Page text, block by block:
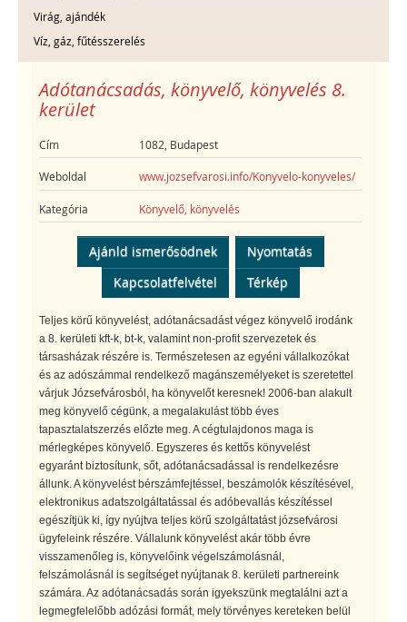
Virág, ajándék
Víz, gáz, fűtésszerelés
Adótanácsadás, könyvelő, könyvelés 8.
kerület
Cím 1082, Budapest
Weboldal www.jozsefvarosi.info/Konyvelo-konyveles/
Kategória Könyvelő, könyvelés
Ajánld ismerősödnek
Nyomtatás
Kapcsolatfelvétel
Térkép
Teljes körű könyvelést, adótanácsadást végez könyvelő irodánk
a 8. kerületi kft-k, bt-k, valamint non-profit szervezetek és
társasházak részére is. Természetesen az egyéni vállalkozókat
és az adószámmal rendelkező magánszemélyeket is szeretettel
várjuk Józsefvárosból, ha könyvelőt keresnek! 2006-ban alakult
meg könyvelő cégünk, a megalakulást több éves
tapasztalatszerzés előzte meg. A cégtulajdonos maga is
mérlegképes könyvelő. Egyszeres és kettős könyvelést
egyaránt biztosítunk, sőt, adótanácsadással is rendelkezésre
állunk. A könyvelést bérszámfejtéssel, beszámolók készítésével,
elektronikus adatszolgáltatással és adóbevallás készítéssel
egészítjük ki, így nyújtva teljes körű szolgáltatást józsefvárosi
ügyfeleink részére. Vállalunk könyvelést akár több évre
visszamenőleg is, könyvelőink végelszámolásnál,
felszámolásnál is segítséget nyújtanak 8. kerületi partnereink
számára. Az adótanácsadás során igyekszünk megtalálni azt a
legmegfelelőbb adózási formát, mely törvényes kereteken belül